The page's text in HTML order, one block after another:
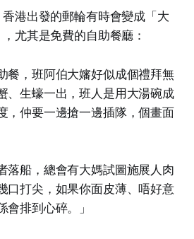
港出發的郵輪有時會變成「大
尤其是免費的自助餐廳：
餐，班阿伯大嬸好似成個禮拜無
、生蠔一出，班人是用大湯碗成
，仲要一邊搶一邊插隊，個畫面
落船，總會有大媽試圖施展人肉
口打尖，如果你面皮薄、唔好意
會排到心碎。」